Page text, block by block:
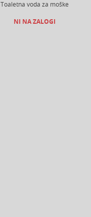
Toaletna voda za moške
NI NA ZALOGI